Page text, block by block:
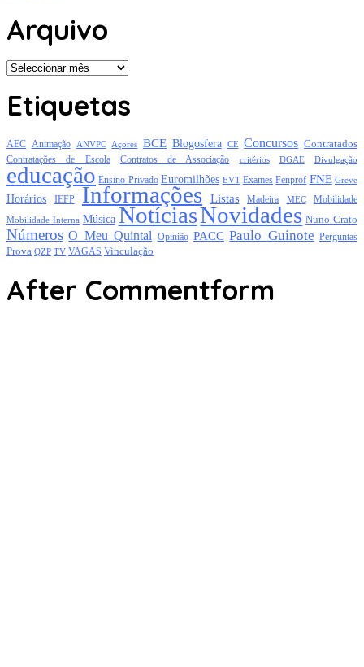
Arquivo
Arquivo
Etiquetas
AEC Animação ANVPC Açores BCE Blogosfera CE Concursos Contratados
Contratações de Escola Contratos de Associação critérios DGAE Divulgação
educação Ensino Privado Euromilhões EVT Exames Fenprof FNE Greve
Horários IEFP Informações Listas Madeira MEC Mobilidade
Mobilidade Interna Música NotíciasNovidades Nuno Crato
Números O Meu Quintal Opinião PACC Paulo Guinote Perguntas
Prova QZP TV VAGAS Vinculação
After Commentform